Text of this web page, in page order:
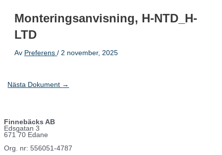
Monteringsanvisning, H-NTD_H-
LTD
Av Preferens/ 2 november, 2025
Nästa Dokument →
Finnebäcks AB
Edsgatan 3
671 70 Edane
Org. nr: 556051-4787